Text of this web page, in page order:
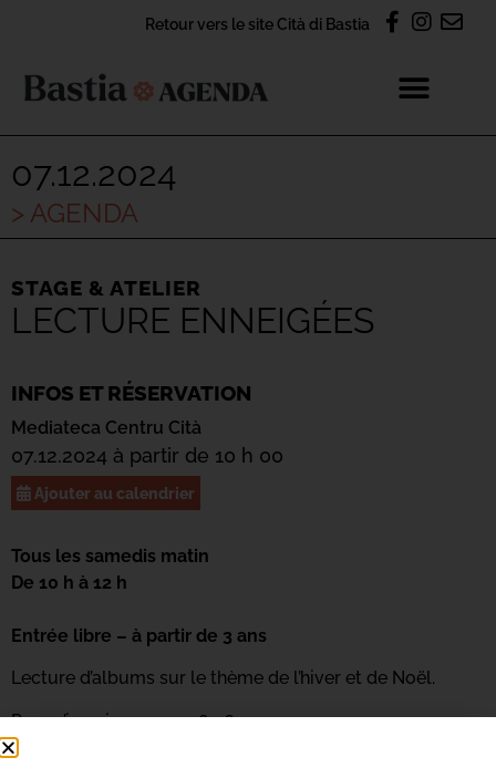
Retour vers le site Cità di Bastia
07.12.2024
> AGENDA
STAGE & ATELIER
LECTURE ENNEIGÉES
INFOS ET RÉSERVATION
Mediateca Centru Cità
07.12.2024 à partir de 10 h 00
Ajouter au calendrier
Tous les samedis matin
De 10 h à 12 h
Entrée libre – à partir de 3 ans
Lecture d’albums sur le thème de l’hiver et de Noël.
Pour s’inscrire : 04 95 58 46 05
Ou par mail :